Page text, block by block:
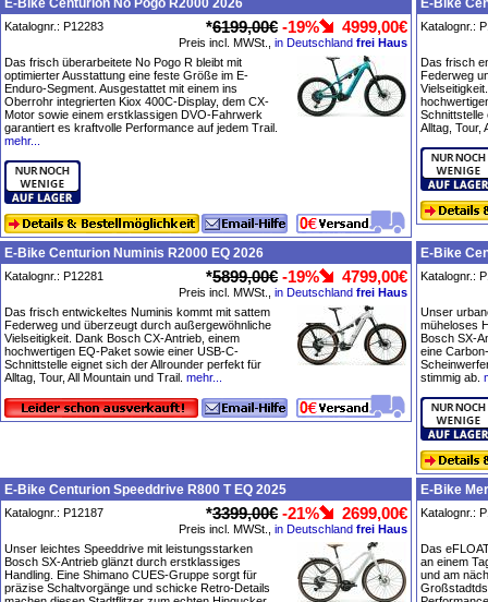
E-Bike Centurion No Pogo R2000 2026
Katalognr.: P12283 *6199,00€ -19% 4999,00€
Preis incl. MWSt., in Deutschland frei Haus
Das frisch überarbeitete No Pogo R bleibt mit
optimierter Ausstattung eine feste Größe im E-
Enduro-Segment. Ausgestattet mit einem ins
Oberrohr integrierten Kiox 400C-Display, dem CX-
Motor sowie einem erstklassigen DVO-Fahrwerk
garantiert es kraftvolle Performance auf jedem Trail.
mehr...
E-Bike
Katalognr.:
Das frisch
Federweg
Schnittstelle
Alltag, Tour,
E-Bike Centurion Numinis R2000 EQ 2026
Katalognr.: P12281 *5899,00€ -19% 4799,00€
Preis incl. MWSt., in Deutschland frei Haus
Das frisch entwickeltes Numinis kommt mit sattem
Federweg und überzeugt durch außergewöhnliche
Vielseitigkeit. Dank Bosch CX-Antrieb, einem
hochwertigen EQ-Paket sowie einer USB-C-
Schnittstelle eignet sich der Allrounder perfekt für
Alltag, Tour, All Mountain und Trail. mehr...
E-Bike
Katalognr.:
Unser
müheloses
Bosch SX-
eine
stimmig ab.
E-Bike Centurion Speeddrive R800 T EQ 2025
Katalognr.: P12187 *3399,00€ -21% 2699,00€
Preis incl. MWSt., in Deutschland frei Haus
Unser leichtes Speeddrive mit leistungsstarken
Bosch SX-Antrieb glänzt durch erstklassiges
Handling. Eine Shimano CUES-Gruppe sorgt für
präzise Schaltvorgänge und schicke Retro-Details
E-Bike
Katalognr.:
Das
an einem
und am